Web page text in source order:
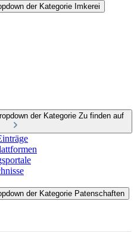
der Kategorie Imkerei
der Kategorie Zu finden auf
der Kategorie Patenschaften